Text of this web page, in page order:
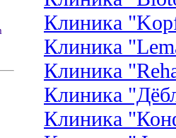
Клиника
Клиника
Клиника
Клиника
Клиника